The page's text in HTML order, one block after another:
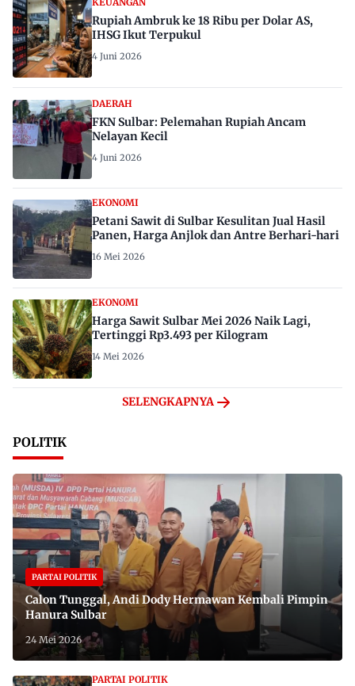
KEUANGAN
Rupiah Ambruk ke 18 Ribu per Dolar AS,
IHSG Ikut Terpukul
4 Juni 2026
DAERAH
FKN Sulbar: Pelemahan Rupiah Ancam
Nelayan Kecil
4 Juni 2026
EKONOMI
Petani Sawit di Sulbar Kesulitan Jual Hasil
Panen, Harga Anjlok dan Antre Berhari-hari
16 Mei 2026
EKONOMI
Harga Sawit Sulbar Mei 2026 Naik Lagi,
Tertinggi Rp3.493 per Kilogram
14 Mei 2026
SELENGKAPNYA
POLITIK
PARTAI POLITIK
Calon Tunggal, Andi Dody Hermawan Kembali Pimpin
Hanura Sulbar
24 Mei 2026
PARTAI POLITIK